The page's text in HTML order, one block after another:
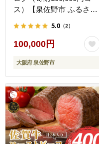
ス）【泉佐野市 ふるさと
価 肉 ビール 海鮮 野菜 定
期便 タオル ティッシュ
後から カタログギフト あ
5.0 （2）
100,000円
大阪府 泉佐野市